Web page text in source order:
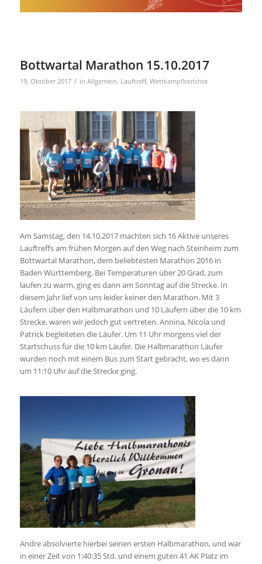
Bottwartal Marathon 15.10.2017
19. Oktober 2017 / in Allgemein Lauftreff, Wettkampfberichte
Am Samstag, den 14.10.2017 machten sich 16 Aktive unseres
Lauftreffs am frühen Morgen auf den Weg nach Steinheim zum
Bottwartal Marathon, dem beliebtesten Marathon 2016 in
Baden Württemberg. Bei Temperaturen über 20 Grad, zum
laufen zu warm, ging es dann am Sonntag auf die Strecke. In
diesem Jahr lief von uns leider keiner den Marathon. Mit 3
Läufern über den Halbmarathon und 10 Läufern über die 10 km
Strecke, waren wir jedoch gut vertreten. Annina, Nicola und
Patrick begleiteten die Läufer. Um 11 Uhr morgens viel der
Startschuss für die 10 km Läufer. Die Halbmarathon Läufer
wurden noch mit einem Bus zum Start gebracht, wo es dann
um 11:10 Uhr auf die Strecke ging.
Andre absolvierte hierbei seinen ersten Halbmarathon, und war
in einer Zeit von 1:40:35 Std. und einem guten 41 AK Platz im